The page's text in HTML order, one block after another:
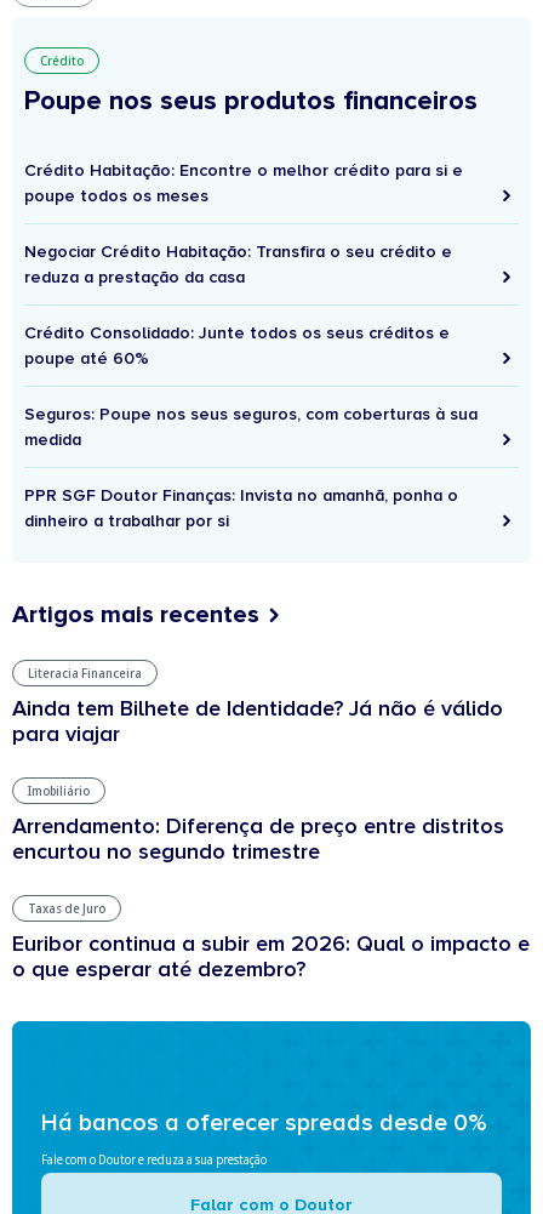
Crédito
Poupe nos seus produtos financeiros
Crédito Habitação: Encontre o melhor crédito para si e
poupe todos os meses
Negociar Crédito Habitação: Transfira o seu crédito e
reduza a prestação da casa
Crédito Consolidado: Junte todos os seus créditos e
poupe até 60%
Seguros: Poupe nos seus seguros, com coberturas à sua
medida
PPR SGF Doutor Finanças: Invista no amanhã, ponha o
dinheiro a trabalhar por si
Artigos mais recentes
Literacia Financeira
Ainda tem Bilhete de Identidade? Já não é válido
para viajar
Imobiliário
Arrendamento: Diferença de preço entre distritos
encurtou no segundo trimestre
Taxas de Juro
Euribor continua a subir em 2026: Qual o impacto e
o que esperar até dezembro?
Há bancos a oferecer spreads desde 0%
Fale com o Doutor e reduza a sua prestação
Falar com o Doutor